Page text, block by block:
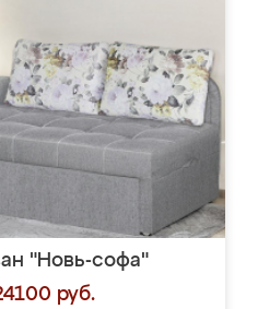
"Новь-софа"
руб.